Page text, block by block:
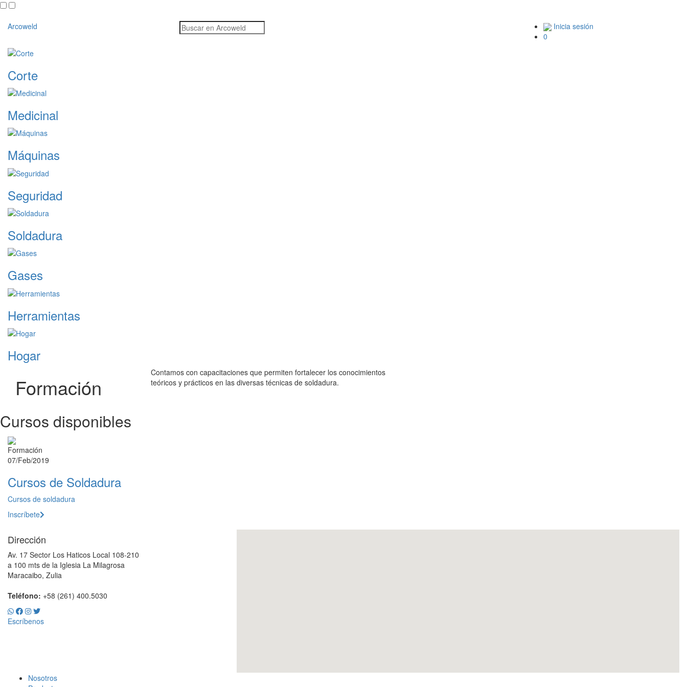
Skip
content
Arcoweld
Inicia sesión
0
Corte
Medicinal
Máquinas
Seguridad
Soldadura
Gases
Herramientas
Hogar
Formación
Contamos con capacitaciones que permiten fortalecer los conocimientos
teóricos y prácticos en las diversas técnicas de soldadura.
Cursos disponibles
Formación
07/Feb/2019
Cursos de Soldadura
Cursos de soldadura
Inscríbete
Dirección
Av. 17 Sector Los Haticos Local 108-210
a 100 mts de la Iglesia La Milagrosa
Maracaibo, Zulia
Teléfono: +58 (261) 400.5030
Escríbenos
Nosotros